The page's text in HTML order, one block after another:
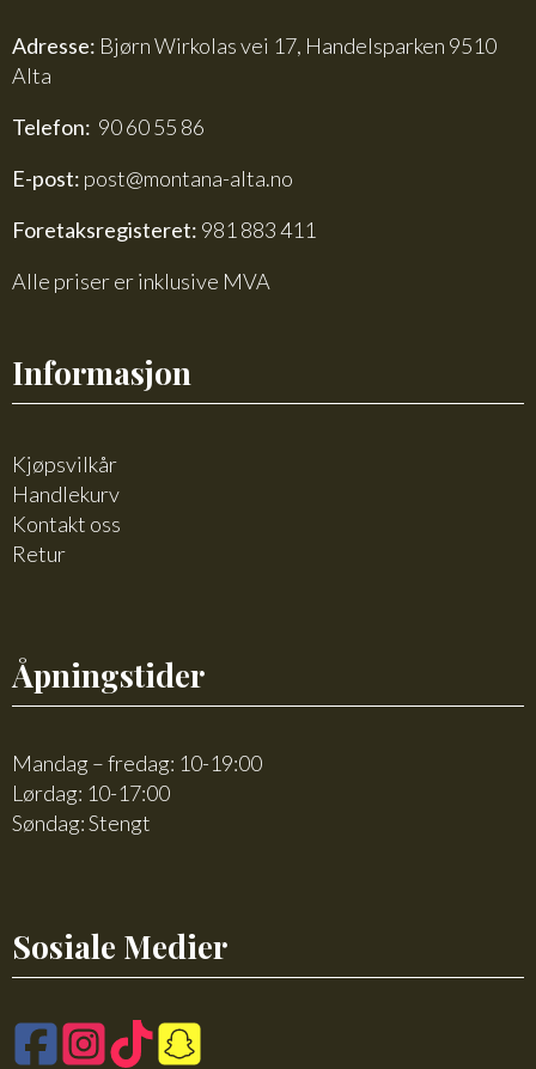
Adresse: Bjørn Wirkolas vei 17, Handelsparken 9510
Alta
Telefon: 90 60 55 86
E-post: post@montana-alta.no
Foretaksregisteret: 981 883 411
Alle priser er inklusive MVA
Informasjon
Kjøpsvilkår
Handlekurv
Kontakt oss
Retur
Åpningstider
Mandag – fredag: 10-19:00
Lørdag: 10-17:00
Søndag: Stengt
Sosiale Medier